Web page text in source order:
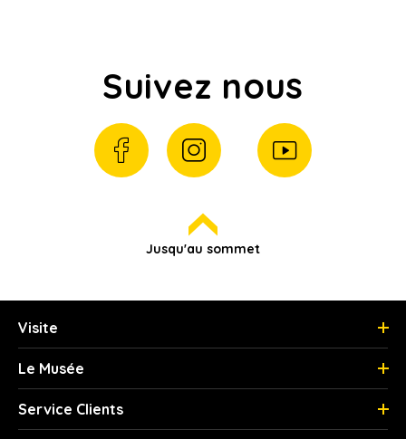
Suivez nous
Jusqu'au sommet
Visite
Le Musée
Service Clients